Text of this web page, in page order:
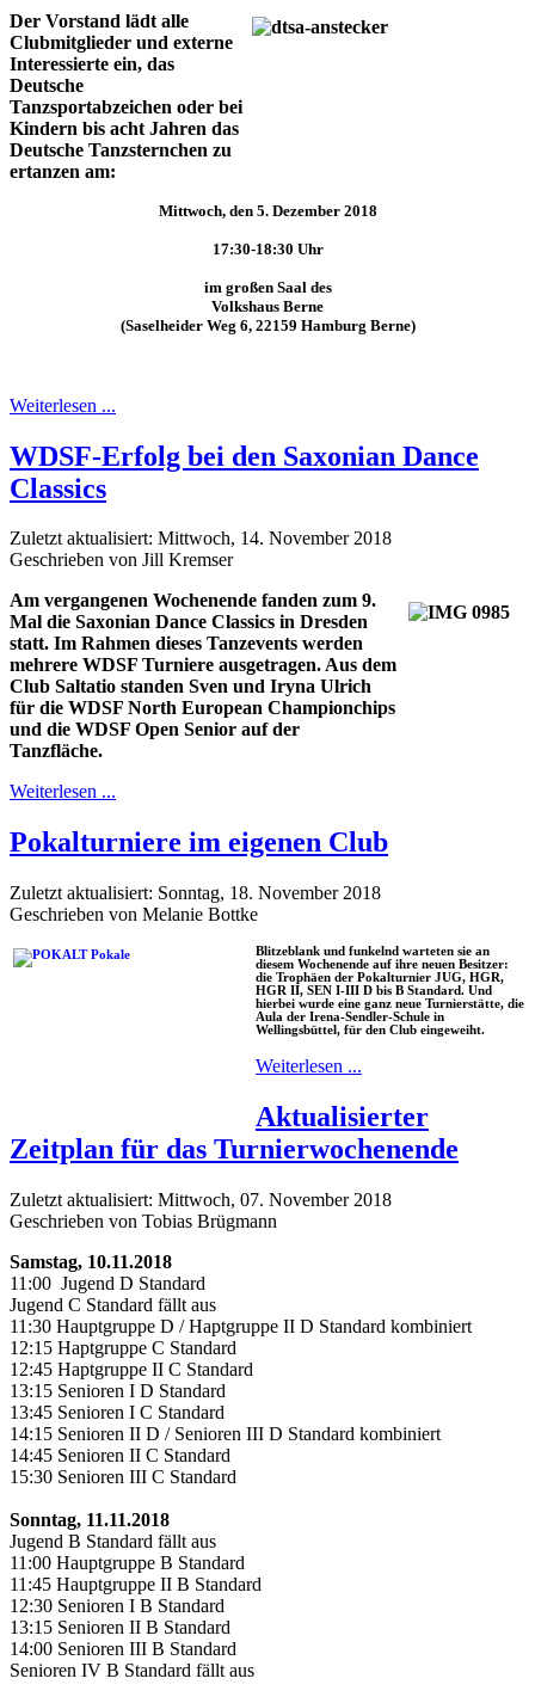
Der Vorstand lädt alle
Clubmitglieder und externe
Interessierte ein, das
Deutsche
Tanzsportabzeichen oder bei
Kindern bis acht Jahren das
Deutsche Tanzsternchen zu
ertanzen am:
Mittwoch, den 5. Dezember 2018
17:30-18:30 Uhr
im großen Saal des
Volkshaus Berne
(Saselheider Weg 6, 22159 Hamburg Berne)
Weiterlesen ...
WDSF-Erfolg bei den Saxonian Dance
Classics
Zuletzt aktualisiert: Mittwoch, 14. November 2018
Geschrieben von Jill Kremser
Am vergangenen Wochenende fanden zum 9.
Mal die Saxonian Dance Classics in Dresden
statt. Im Rahmen dieses Tanzevents werden
mehrere WDSF Turniere ausgetragen. Aus dem
Club Saltatio standen Sven und Iryna Ulrich
für die WDSF North European Championchips
und die WDSF Open Senior auf der
Tanzfläche.
Weiterlesen ...
Pokalturniere im eigenen Club
Zuletzt aktualisiert: Sonntag, 18. November 2018
Geschrieben von Melanie Bottke
Blitzeblank und funkelnd warteten sie an
diesem Wochenende auf ihre neuen Besitzer:
die Trophäen der Pokalturnier JUG, HGR,
HGR II, SEN I-III D bis B Standard. Und
hierbei wurde eine ganz neue Turnierstätte, die
Aula der Irena-Sendler-Schule in
Wellingsbüttel, für den Club eingeweiht.
Weiterlesen ...
Aktualisierter
Zeitplan für das Turnierwochenende
Zuletzt aktualisiert: Mittwoch, 07. November 2018
Geschrieben von Tobias Brügmann
Samstag, 10.11.2018
11:00 Jugend D Standard
Jugend C Standard fällt aus
11:30 Hauptgruppe D / Haptgruppe II D Standard kombiniert
12:15 Haptgruppe C Standard
12:45 Haptgruppe II C Standard
13:15 Senioren I D Standard
13:45 Senioren I C Standard
14:15 Senioren II D / Senioren III D Standard kombiniert
14:45 Senioren II C Standard
15:30 Senioren III C Standard
Sonntag, 11.11.2018
Jugend B Standard fällt aus
11:00 Hauptgruppe B Standard
11:45 Hauptgruppe II B Standard
12:30 Senioren I B Standard
13:15 Senioren II B Standard
14:00 Senioren III B Standard
Senioren IV B Standard fällt aus